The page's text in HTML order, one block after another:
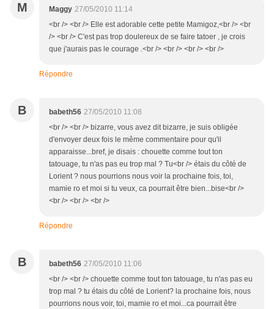
M Maggy 27/05/2010 11:14
<br /> <br /> Elle est adorable cette petite Mamigoz,<br /> <br
/> <br /> C'est pas trop doulereux de se faire tatoer , je crois
que j'aurais pas le courage .<br /> <br /> <br /> <br />
Répondre
B babeth56 27/05/2010 11:08
<br /> <br /> bizarre, vous avez dit bizarre, je suis obligée
d'envoyer deux fois le même commentaire pour qu'il
apparaisse...bref, je disais : chouette comme tout ton
tatouage, tu n'as pas eu trop mal ? Tu<br /> étais du côté de
Lorient ? nous pourrions nous voir la prochaine fois, toi,
mamie ro et moi si tu veux, ca pourrait être bien...bise<br />
<br /> <br /> <br />
Répondre
B babeth56 27/05/2010 11:06
<br /> <br /> chouette comme tout ton tatouage, tu n'as pas eu
trop mal ? tu étais du côté de Lorient? la prochaine fois, nous
pourrions nous voir, toi, mamie ro et moi...ca pourrait être